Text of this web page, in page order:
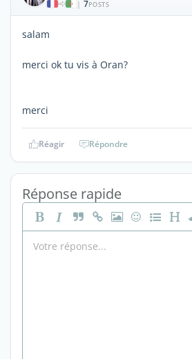
| 7POSTS
salam
merci ok tu vis à Oran?
merci
Réagir Répondre
Réponse rapide